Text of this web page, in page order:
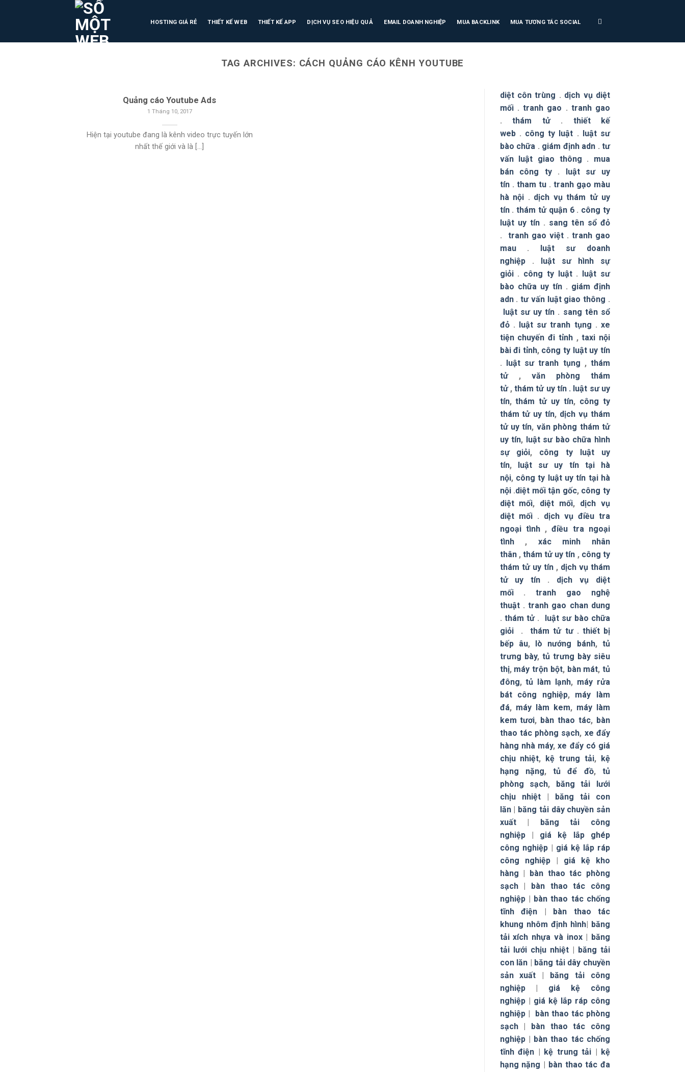
HOSTING GIÁ RẺ THIẾT KẾ WEB THIẾT KẾ APP DỊCH VỤ SEO HIỆU QUẢ EMAIL DOANH NGHIỆP MUA BACKLINK MUA TƯƠNG TÁC SOCIAL
TAG ARCHIVES: CÁCH QUẢNG CÁO KÊNH YOUTUBE
Quảng cáo Youtube Ads
1 Tháng 10, 2017
Hiện tại youtube đang là kênh video trực tuyến lớn
nhất thế giới và là [...]
diệt côn trùng . dịch vụ diệt
mối. tranh gao . tranh gao
. thám tử. thiết kế
web. công ty luật .
luật sư
bào chữa . giám định adn . tư
vấn luật giao thông . mua
bán công ty.
luật sư uy
tín. tham tu. tranh gạo màu
hà nội . dịch vụ thám tử uy
tín.thám tử quận 6. công ty
luật uy tín. sang tên sổ đỏ
. tranh gao việt. tranh gao
mau.
luật sư doanh
nghiệp.
luật sư hình sự
giỏi. công ty luật.
luật sư
bào chữa uy tín. giám định
adn.tư vấn luật giao thông .
luật sư uy tín . sang tên sổ
đỏ. luật sư tranh tụng .xe
tiện chuyến đi tỉnh,taxi nội
bài đi tỉnh, công ty luật uy tín
.
luật sư tranh tụng , thám
tử, văn phòng thám
tử,thám tử uy tín . luật sư uy
tín,thám tử uy tín, công ty
thám tử uy tín, dịch vụ thám
tử uy tín, văn phòng thám tử
uy tín, luật sư bào chữa hình
sự giỏi, công ty luật uy
tín,
luật sư uy tín tại hà
nội, công ty luật uy tín tại hà
nội .diệt mối tận gốc, công ty
diệt mối, diệt mối, dịch vụ
diệt mối . dịch vụ điều tra
ngoại tình,điều tra ngoại
tình, xác minh nhân
thân, thám tử uy tín , công ty
thám tử uy tín, dịch vụ thám
tử uy tín . dịch vụ diệt
mối.tranh gao nghệ
thuật.tranh gao chan dung
. thám tử.
luật sư bào chữa
giỏi.thám tử tư. thiết bị
bếp âu, lò nướng bánh,tủ
trưng bày, tủ trưng bày siêu
thị, máy trộn bột, bàn mát, tủ
đông,tủ làm lạnh, máy rửa
bát công nghiệp, máy làm
đá, máy làm kem, máy làm
kem tươi, bàn thao tác, bàn
thao tác phòng sạch, xe đẩy
hàng nhà máy,xe đẩy có giá
chịu nhiệt, kệ trung tải,
kệ
hạng nặng,tủ để đồ,tủ
phòng sạch,
băng tải lưới
chịu nhiệt|
băng tải con
lăn|
băng tải dây chuyền sản
xuất|
băng tải công
nghiệp| giá kệ lắp ghép
công nghiệp| giá kệ lắp ráp
công nghiệp| giá kệ kho
hàng
bàn thao tác phòng
sạch|
bàn thao tác công
nghiệp|
bàn thao tác chống
tĩnh điện
bàn thao tác
khung nhôm định hình|
băng
tải xích nhựa và inox|
băng
tải lưới chịu nhiệt|
băng tải
con lăn
băng tải dây chuyền
sản xuất
băng tải công
nghiệp| giá kệ công
nghiệp| giá kệ lắp ráp công
nghiệp|
bàn thao tác phòng
sạch|
bàn thao tác công
nghiệp|
bàn thao tác chống
tĩnh điện
kệ trung tải
kệ
hạng nặng
bàn thao tác đa